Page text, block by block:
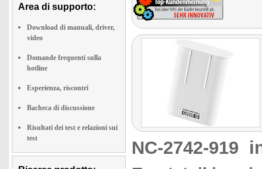
Area di supporto:
Download di manuali, driver,
video
Domande frequenti sulla
hotline
Esperienza, riscontri
Bacheca di discussione
Risultati dei test e relazioni sui
test
NC-2742-919